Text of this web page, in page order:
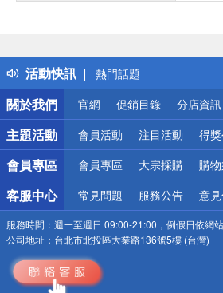
活動快訊
得獎公告
熱門話題
銀行優惠
偏遠地區配送
詐騙網頁！請小心！
關於我們
官網 促銷目錄 分店資訊
主題活動 會員活動 注目活動 得
會員專區 會員專區 大宗採購 購
客服中心 常見問題 服務公告 意
服務時間： 週一至週日 09:00-21:00，例假日依網
公司地址： 台北市北投區大業路136號5樓 (台灣)